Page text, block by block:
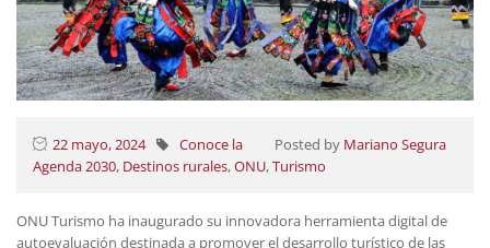
22 mayo, 2024 Posted by Mariano Segura
Conoce la
Agenda 2030, Destinos rurales,ONU,Turismo
ONU Turismo ha inaugurado su innovadora herramienta digital de
autoevaluación destinada a promover el desarrollo turístico de las